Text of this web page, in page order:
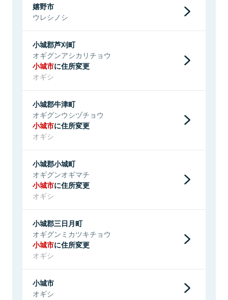
嬉野市
ウレシノシ
小城郡芦刈町
オギグンアシカリチョウ
小城市に住所変更
オギシ
小城郡牛津町
オギグンウシヅチョウ
小城市に住所変更
オギシ
小城郡小城町
オギグンオギマチ
小城市に住所変更
オギシ
小城郡三日月町
オギグンミカツキチョウ
小城市に住所変更
オギシ
小城市
オギシ